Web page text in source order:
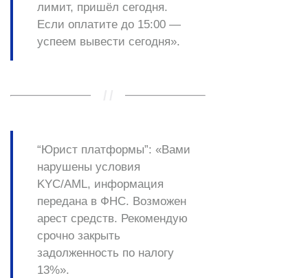
лимит, пришёл сегодня.
Если оплатите до 15:00 —
успеем вывести сегодня».
“Юрист платформы”: «Вами
нарушены условия
KYC/AML, информация
передана в ФНС. Возможен
арест средств. Рекомендую
срочно закрыть
задолженность по налогу
13%».